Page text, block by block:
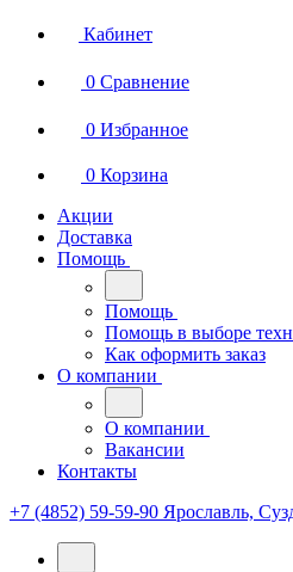
Кабинет
0 Сравнение
0 Избранное
0 Корзина
Акции
Доставка
Помощь
Помощь
Помощь в выборе
Как оформить заказ
О компании
О компании
Вакансии
Контакты
+7 (4852) 59-59-90 Ярославль,